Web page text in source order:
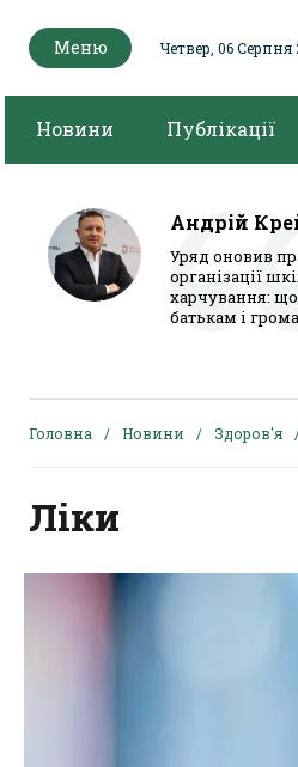
Меню Четвер, 06 Серпня
Новини Публікації
Андрій
Уряд оновив
організації
харчування: що
батькам і
Головна Новини Здоров'я
Ліки